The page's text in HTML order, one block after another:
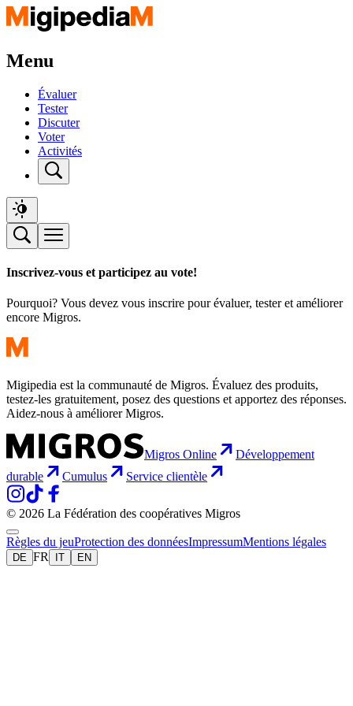
Menu
Évaluer
Tester
Discuter
Voter
Activités
Inscrivez-vous et participez au vote!
Pourquoi? Vous devez vous inscrire pour évaluer, tester et améliorer
encore Migros.
Migipedia est la communauté de Migros. Évaluez des produits,
testez-les gratuitement, posez des questions et apportez des réponses.
Aidez-nous à améliorer Migros.
Migros Online
Développement
durable
Cumulus Service clientèle
© 2026 La Fédération des coopératives Migros
Règles du jeuProtection des donnéesImpressumMentions légales
DE FR IT EN